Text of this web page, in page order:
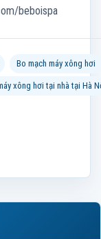
beboispa
Bo mạch máy xông hơi
xông hơi tại nhà tại Hà